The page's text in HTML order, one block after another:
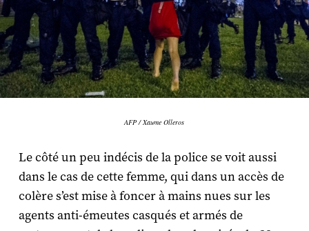
AFP / Xaume Olleros
Le côté un peu indécis de la police se voit aussi
dans le cas de cette femme, qui dans un accès de
colère s’est mise à foncer à mains nues sur les
agents anti-émeutes casqués et armés de